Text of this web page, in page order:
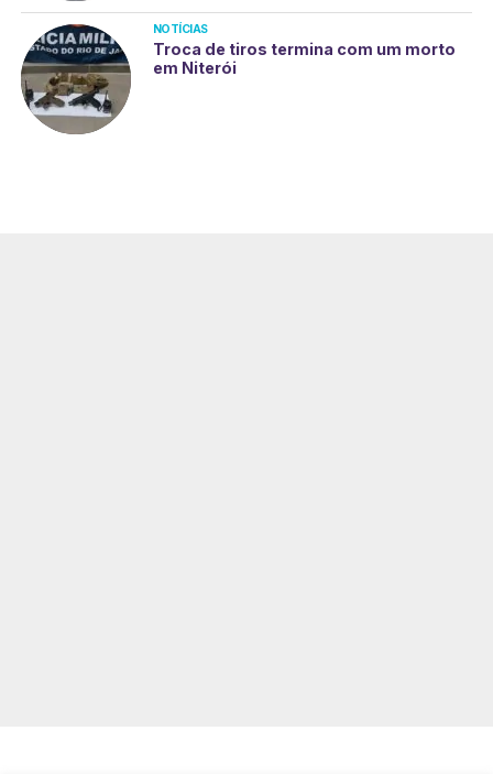
NOTÍCIAS
Troca de tiros termina com um morto
em Niterói